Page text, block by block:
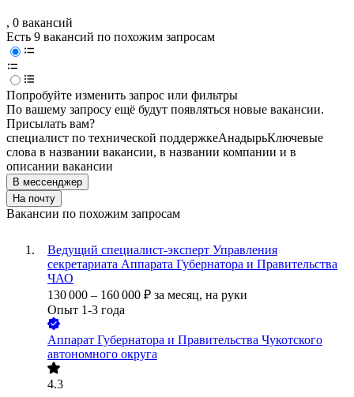
, 0 вакансий
Есть 9 вакансий по похожим запросам
Попробуйте изменить запрос или фильтры
По вашему запросу ещё будут появляться новые вакансии.
Присылать вам?
специалист по технической поддержкеАнадырьКлючевые
слова в названии вакансии, в названии компании и в
описании вакансии
В мессенджер
На почту
Вакансии по похожим запросам
Ведущий специалист-эксперт Управления
секретариата Аппарата Губернатора и Правительства
ЧАО
130 000 – 160 000 ₽ за месяц, на руки
Опыт 1-3 года
Аппарат Губернатора и Правительства Чукотского
автономного округа
4.3